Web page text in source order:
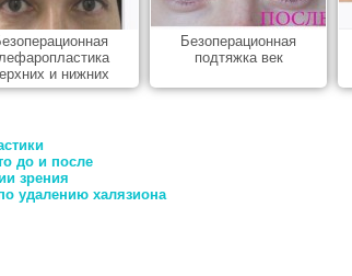
и нижних
Безоперационная
подтяжка век
до и после
зрения
удалению халязиона